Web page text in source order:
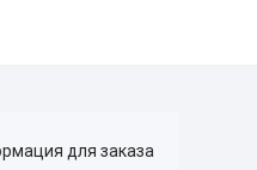
для заказа